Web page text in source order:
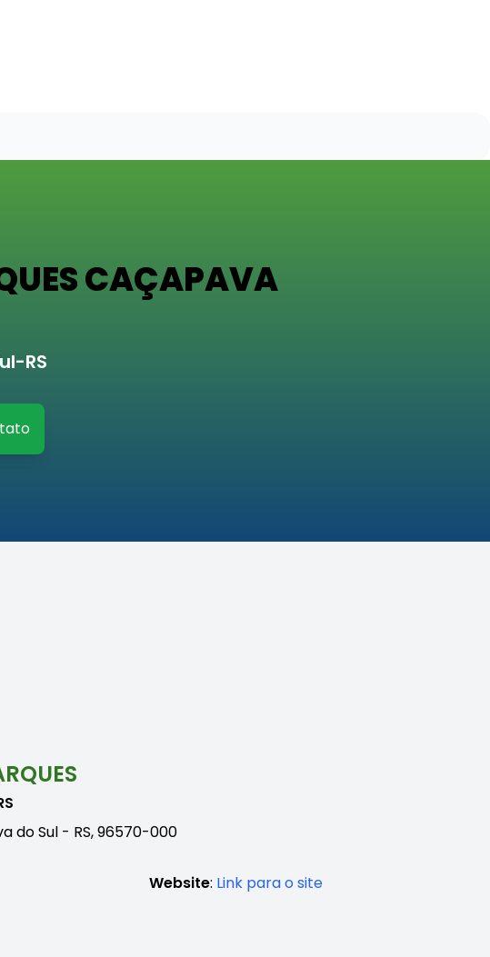
CAÇAPAVA
RS
do Sul - RS, 96570-000
Website: Link para o site